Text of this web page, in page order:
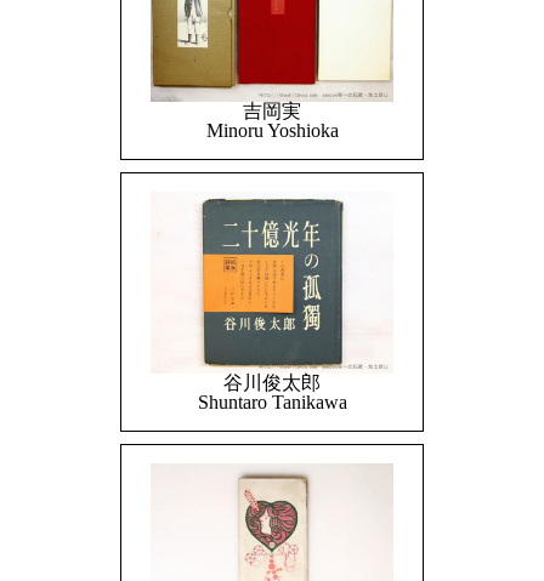
吉岡実
Minoru Yoshioka
谷川俊太郎
Shuntaro Tanikawa